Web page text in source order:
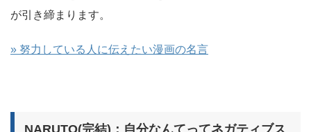
が引き締まります。
» 努力している人に伝えたい漫画の名言
NARUTO(完結)：自分なんてってネガティブス